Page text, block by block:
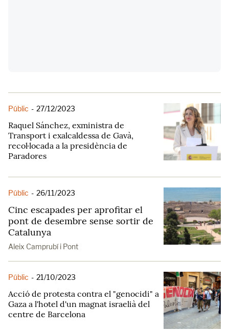
Públic - 27/12/2023
Raquel Sánchez, exministra de
Transport i exalcaldessa de Gavà,
recol·locada a la presidència de
Paradores
Públic - 26/11/2023
Cinc escapades per aprofitar el
pont de desembre sense sortir de
Catalunya
Aleix Camprubí i Pont
Públic - 21/10/2023
Acció de protesta contra el "genocidi" a
Gaza a l'hotel d'un magnat israelià del
centre de Barcelona